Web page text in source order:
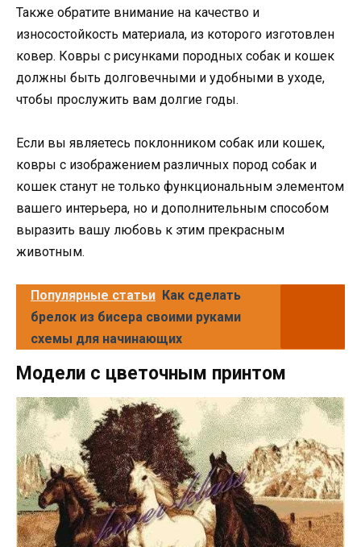
Также обратите внимание на качество и
износостойкость материала, из которого изготовлен
ковер. Ковры с рисунками породных собак и кошек
должны быть долговечными и удобными в уходе,
чтобы прослужить вам долгие годы.
Если вы являетесь поклонником собак или кошек,
ковры с изображением различных пород собак и
кошек станут не только функциональным элементом
вашего интерьера, но и дополнительным способом
выразить вашу любовь к этим прекрасным
животным.
Популярные статьи Как сделать
брелок из бисера своими руками
схемы для начинающих
Модели с цветочным принтом